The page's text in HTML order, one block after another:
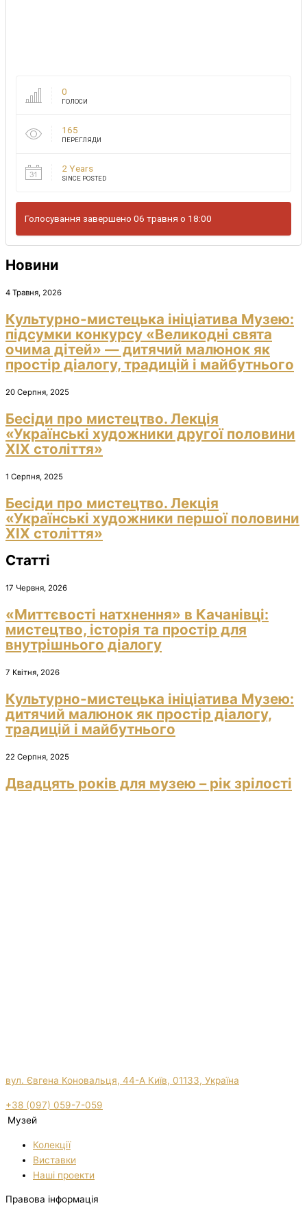
0
ГОЛОСИ
165
ПЕРЕГЛЯДИ
2 Years
SINCE POSTED
Голосування завершено 06 травня о 18:00
Новини
4 Травня, 2026
Культурно-мистецька ініціатива Музею:
підсумки конкурсу «Великодні свята
очима дітей» — дитячий малюнок як
простір діалогу, традицій і майбутнього
20 Серпня, 2025
Бесіди про мистецтво. Лекція
«Українські художники другої половини
ХІХ століття»
1 Серпня, 2025
Бесіди про мистецтво. Лекція
«Українські художники першої половини
ХІХ століття»
Статті
17 Червня, 2026
«Миттєвості натхнення» в Качанівці:
мистецтво, історія та простір для
внутрішнього діалогу
7 Квітня, 2026
Культурно-мистецька ініціатива Музею:
дитячий малюнок як простір діалогу,
традицій і майбутнього
22 Серпня, 2025
Двадцять років для музею – рік зрілості
вул. Євгена Коновальця, 44-А Київ, 01133, Україна
+38 (097) 059-7-059
Музей
Колекції
Виставки
Нашi проекти
Правова інформація